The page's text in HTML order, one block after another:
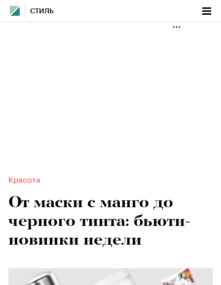
СТИЛЬ
Красота
От маски с манго до
черного тинта: бьюти-
новинки недели